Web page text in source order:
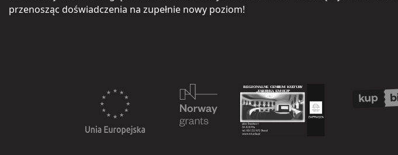
przenosząc doświadczenia na zupełnie nowy poziom!